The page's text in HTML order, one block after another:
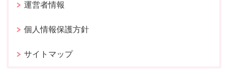
運営者情報
個人情報保護方針
サイトマップ